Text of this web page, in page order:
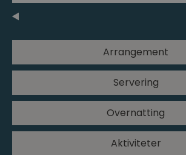
Arrangement
Servering
Overnatting
Aktiviteter